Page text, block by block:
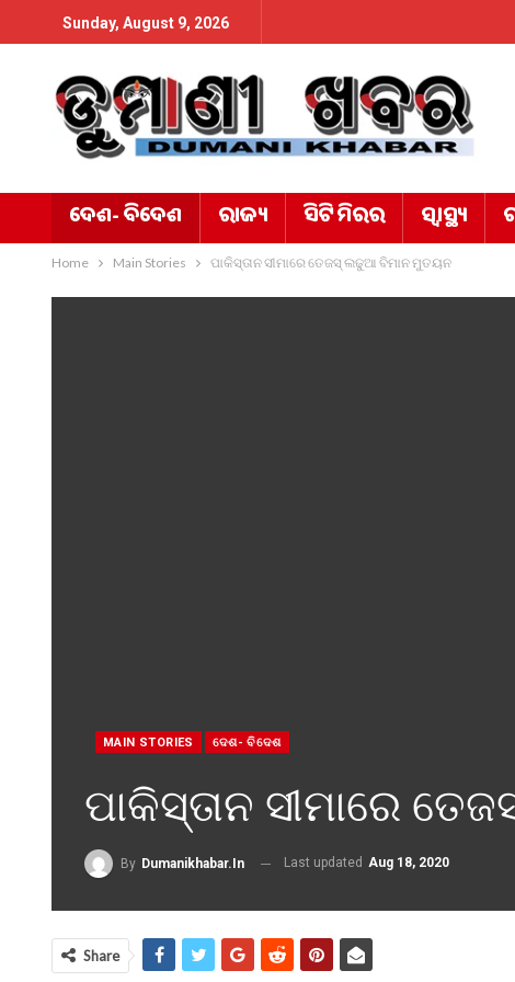
Sunday, August 9, 2026
ଦେଶ- ବିଦେଶ ରାଜ୍ୟ ସିଟି ମିରର ସ୍ୱାସ୍ଥ୍ୟ
Home Main Stories ପାକିସ୍ତାନ ସୀମାରେ ତେଜସ୍‌ ଲଢୁଆ ବିମାନ ମୁତୟନ
MAIN STORIES ଦେଶ- ବିଦେଶ
ପାକିସ୍ତାନ ସୀମାରେ
By Dumanikhabar.in Last updated Aug 18, 2020
Share